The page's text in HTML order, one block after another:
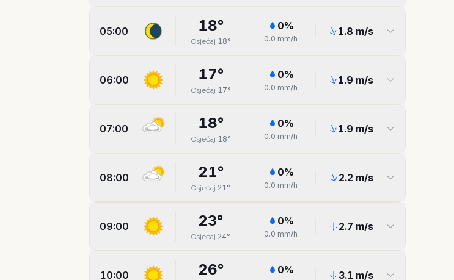
05:00 18°
Osjećaj 18°
0%
0.0 mm/h
1.8 m/s
06:00 17°
Osjećaj 17°
0%
0.0 mm/h
1.9 m/s
07:00 18°
Osjećaj 18°
0%
0.0 mm/h
1.9 m/s
08:00 21°
Osjećaj 21°
0%
0.0 mm/h
2.2 m/s
09:00 23°
Osjećaj 24°
0%
0.0 mm/h
2.7 m/s
10:00 26° 0% 3.1 m/s